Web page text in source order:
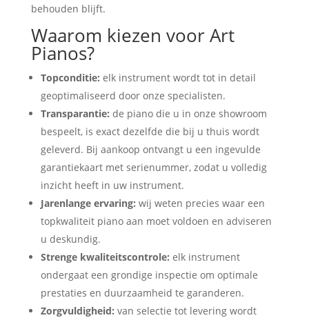
behouden blijft.
Waarom kiezen voor Art
Pianos?
Topconditie: elk instrument wordt tot in detail
geoptimaliseerd door onze specialisten.
Transparantie: de piano die u in onze showroom
bespeelt, is exact dezelfde die bij u thuis wordt
geleverd. Bij aankoop ontvangt u een ingevulde
garantiekaart met serienummer, zodat u volledig
inzicht heeft in uw instrument.
Jarenlange ervaring: wij weten precies waar een
topkwaliteit piano aan moet voldoen en adviseren
u deskundig.
Strenge kwaliteitscontrole: elk instrument
ondergaat een grondige inspectie om optimale
prestaties en duurzaamheid te garanderen.
Zorgvuldigheid: van selectie tot levering wordt